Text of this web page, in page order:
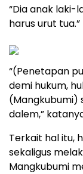
“Dia anak laki-
harus urut tua.”
“(Penetapan
demi hukum,
(Mangkubumi)
dalem,”
Terkait hal itu,
sekaligus
Mangkubumi